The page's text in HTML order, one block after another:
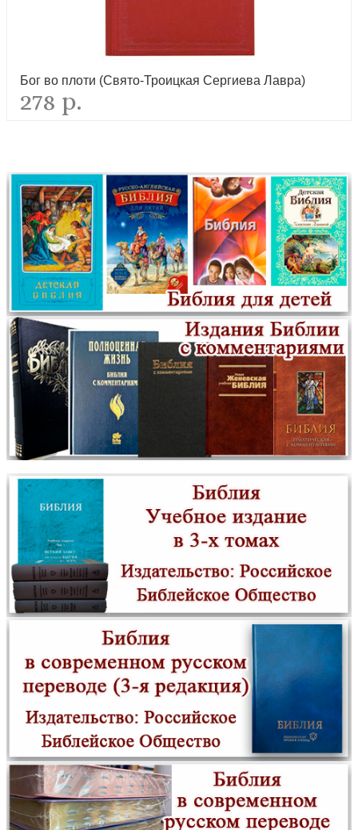
новинка
Помянник (Обл. кожа черная. Тисненая узорчатая с овалом
внутри рамка, Серебр. крест,
новинка
Псалтирь в святоотеческом изъяснении (Летопись)
новинка
Псалтирь святого пророка Давида (подарочн., коричневое. кожа,
черненые обрезы страниц)
новинка
Бог во плоти (Свято-Троицкая Сергиева Лавра)
278 р.